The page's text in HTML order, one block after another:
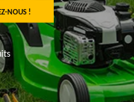
NOUS !